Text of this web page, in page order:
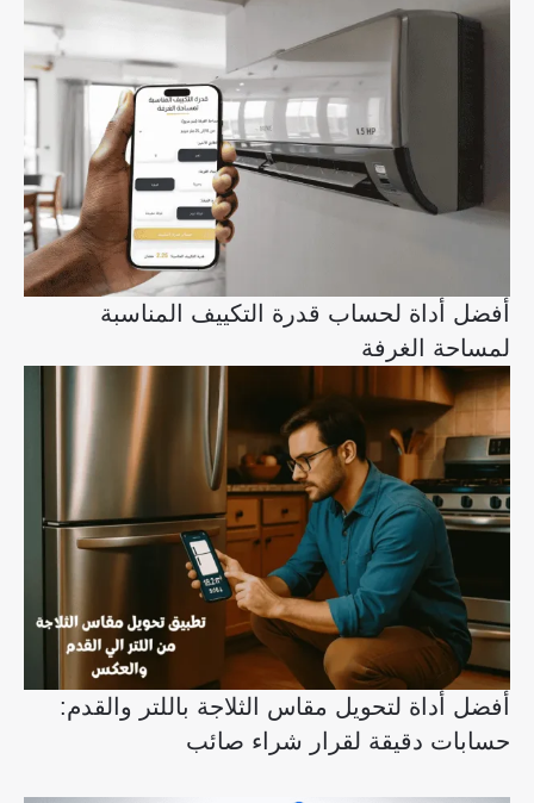
أفضل أداة لحساب قدرة التكييف المناسبة
لمساحة الغرفة
أفضل أداة لتحويل مقاس الثلاجة باللتر والقدم:
حسابات دقيقة لقرار شراء صائب